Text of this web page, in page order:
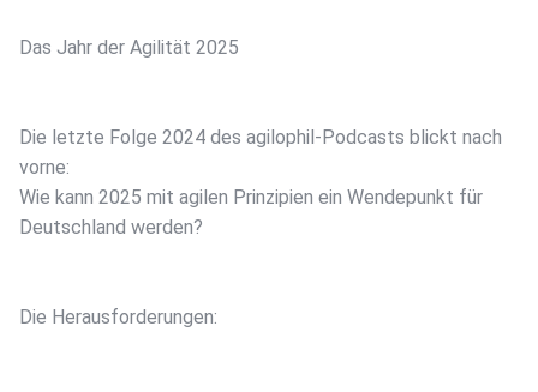
Das Jahr der Agilität 2025
Die letzte Folge 2024 des agilophil-Podcasts blickt nach
vorne:
Wie kann 2025 mit agilen Prinzipien ein Wendepunkt für
Deutschland werden?
Die Herausforderungen: